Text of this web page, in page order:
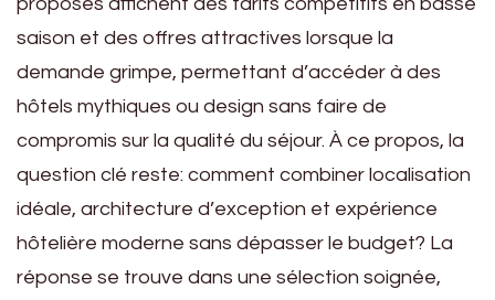
saison et des offres attractives lorsque la
demande grimpe, permettant d’accéder à des
hôtels mythiques ou design sans faire de
compromis sur la qualité du séjour. À ce propos, la
question clé reste: comment combiner localisation
idéale, architecture d’exception et expérience
hôtelière moderne sans dépasser le budget? La
réponse se trouve dans une sélection soignée,